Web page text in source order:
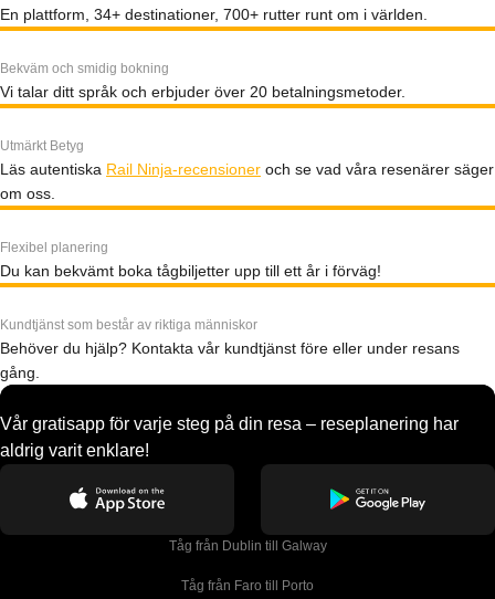
En plattform, 34+ destinationer, 700+ rutter runt om i världen.
Bekväm och smidig bokning
Vi talar ditt språk och erbjuder över 20 betalningsmetoder.
Utmärkt Betyg
Läs autentiska Rail Ninja-recensioner och se vad våra resenärer säger
om oss.
Flexibel planering
Du kan bekvämt boka tågbiljetter upp till ett år i förväg!
Kundtjänst som består av riktiga människor
Behöver du hjälp? Kontakta vår kundtjänst före eller under resans
gång.
Vår gratisapp för varje steg på din resa – reseplanering har
aldrig varit enklare!
Tåg från Dublin till Galway
Tåg från Faro till Porto